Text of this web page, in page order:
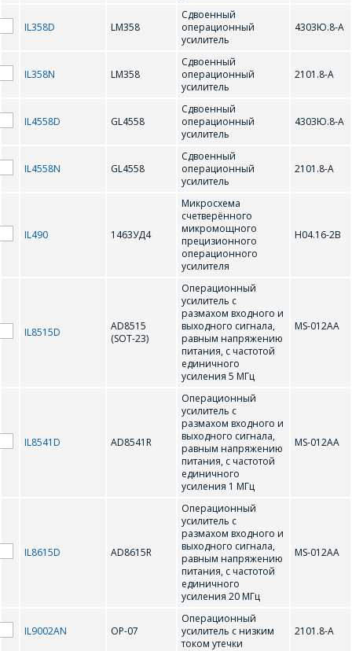
IL358D LM358
Сдвоенный
операционный
усилитель
4303Ю.8-А
IL358N LM358
Сдвоенный
операционный
усилитель
2101.8-А
IL4558D GL4558
Сдвоенный
операционный
усилитель
4303Ю.8-А
IL4558N GL4558
Сдвоенный
операционный
усилитель
2101.8-А
IL490 1463УД4
Микросхема
счетверённого
микромощного
прецизионного
операционного
усилителя
Н04.16-2В
IL8515D
AD8515
(SOT-23)
Операционный
усилитель с
размахом входного и
выходного сигнала,
равным напряжению
питания, с частотой
единичного
усиления 5 МГц
MS-012AA
IL8541D AD8541R
Операционный
усилитель с
размахом входного и
выходного сигнала,
равным напряжению
питания, с частотой
единичного
усиления 1 МГц
MS-012AA
IL8615D AD8615R
Операционный
усилитель с
размахом входного и
выходного сигнала,
равным напряжению
питания, с частотой
единичного
усиления 20 МГц
MS-012AA
IL9002AN ОР-07
Операционный
усилитель с низким
током утечки
2101.8-А
ОФОРМИТЬ ЗАКАЗ
Форма предназначена
Продажи физическим
лицам
осуществляются в ТД
"ИНТЕГРАЛ", тел.+375
(17) 350-94-32
интересующее Вас
изделие, и
сотрудники компании
свяжутся с Вами по
вопросам стоимости
и сроков поставки.
Фамилия Имя*
*
ЗАДАТЬ ВОПРОС
СОТРУДНИКИ
КОМПАНИИ С
РАДОСТЬЮ
ОТВЕТЯТ НА
ВАШИ
ВОПРОСЫ
Интересующий товар/